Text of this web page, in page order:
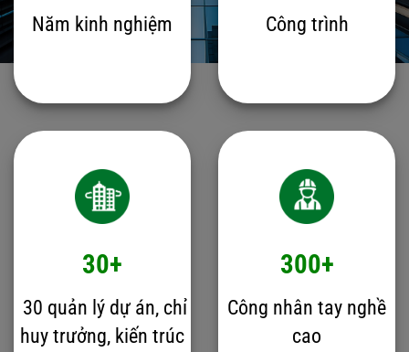
Năm kinh nghiệm Công trình
30+
30 quản lý dự án, chỉ
huy trưởng, kiến trúc
300+
Công nhân tay nghề
cao